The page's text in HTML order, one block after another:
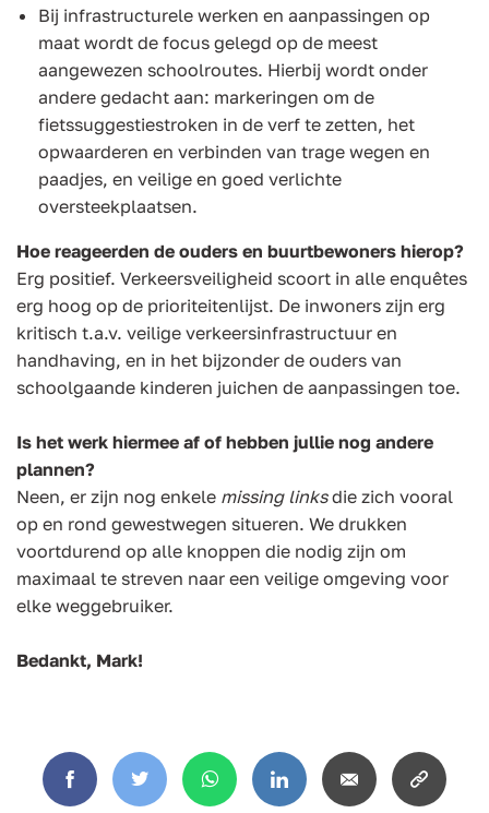
Bij infrastructurele werken en aanpassingen op
maat wordt de focus gelegd op de meest
aangewezen schoolroutes. Hierbij wordt onder
andere gedacht aan: markeringen om de
fietssuggestiestroken in de verf te zetten, het
opwaarderen en verbinden van trage wegen en
paadjes, en veilige en goed verlichte
oversteekplaatsen.
Hoe reageerden de ouders en buurtbewoners hierop?
Erg positief. Verkeersveiligheid scoort in alle enquêtes
erg hoog op de prioriteitenlijst. De inwoners zijn erg
kritisch t.a.v. veilige verkeersinfrastructuur en
handhaving, en in het bijzonder de ouders van
schoolgaande kinderen juichen de aanpassingen toe.
Is het werk hiermee af of hebben jullie nog andere
plannen?
Neen, er zijn nog enkele missing linksdie zich vooral
op en rond gewestwegen situeren. We drukken
voortdurend op alle knoppen die nodig zijn om
maximaal te streven naar een veilige omgeving voor
elke weggebruiker.
Bedankt, Mark!
FacebookTwitter WhatsAppLinkedInEmail
Copy